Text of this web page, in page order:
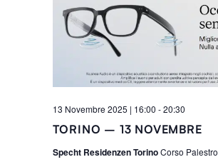
TORINO – 13 NOVEMBRE
13 Novembre 2025 | 16:00 -20:30
Specht Residenzen TorinoCorso